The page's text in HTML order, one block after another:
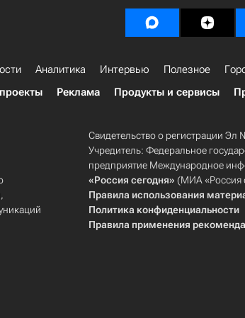
Аналитика Интервью Полезное
Реклама Продукты и сервисы
Свидетельство о регистрации
Учредитель: Федеральное
предприятие Международное
«Россия сегодня» (МИА «Россия
Правила использования
Политика конфиденциальности
Правила применения